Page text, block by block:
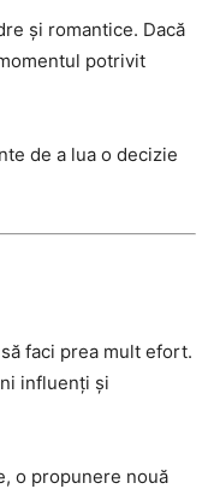
și romantice. Dacă
potrivit
de a lua o decizie
faci prea mult efort.
influenți și
o propunere nouă